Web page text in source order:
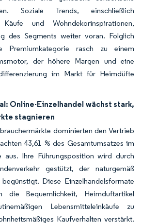
Soziale Trends, einschließlich
Käufe und Wohndekorinspirationen,
des Segments weiter voran. Folglich
Premiumkategorie rasch zu einem
der höhere Margen und eine
im Markt für Heimdüfte
Online-Einzelhandel wächst stark,
stagnieren
dominierten den Vertrieb
43,61 % des Gesamtumsatzes im
aus. Ihre Führungsposition wird durch
gestützt, der naturgemäß
Diese Einzelhandelsformate
die Bequemlichkeit, Heimduftartikel
Lebensmitteleinkäufe zu
Kaufverhalten verstärkt.